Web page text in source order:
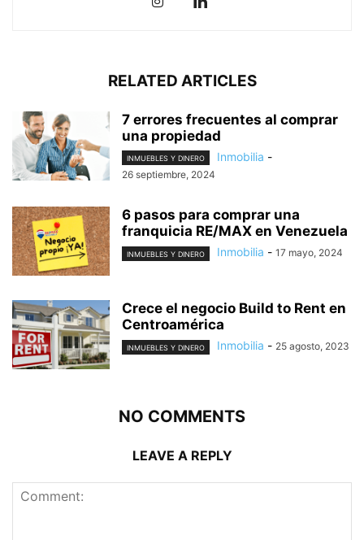
RELATED ARTICLES
7 errores frecuentes al comprar
una propiedad
INMUEBLES Y DINERO Inmobilia -
26 septiembre, 2024
6 pasos para comprar una
franquicia RE/MAX en Venezuela
INMUEBLES Y DINERO Inmobilia - 17 mayo, 2024
Crece el negocio Build to Rent en
Centroamérica
INMUEBLES Y DINERO Inmobilia - 25 agosto, 2023
NO COMMENTS
LEAVE A REPLY